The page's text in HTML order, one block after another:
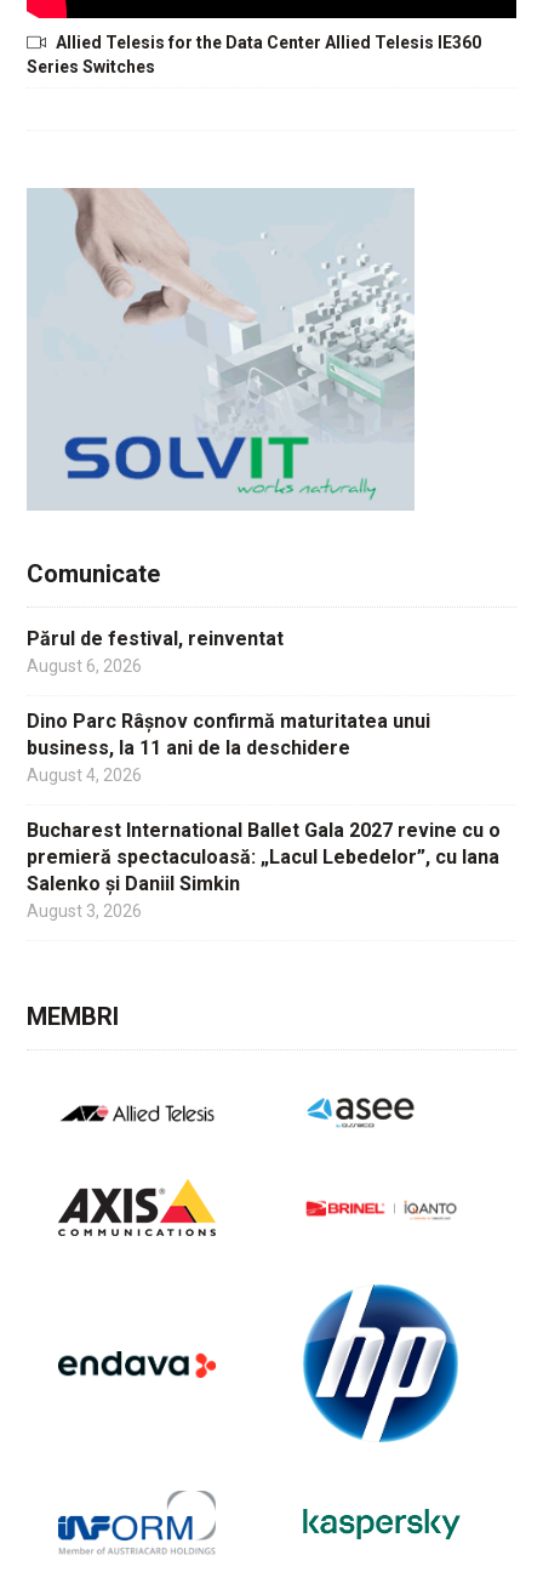
Allied Telesis for the Data Center Allied Telesis IE360
Series Switches
Comunicate
Părul de festival, reinventat
August 6, 2026
Dino Parc Râșnov confirmă maturitatea unui
business, la 11 ani de la deschidere
August 4, 2026
Bucharest International Ballet Gala 2027 revine cu o
premieră spectaculoasă: „Lacul Lebedelor”, cu Iana
Salenko și Daniil Simkin
August 3, 2026
MEMBRI